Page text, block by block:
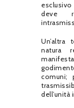
esclusivo
deve
natura
comuni;
dell’unità